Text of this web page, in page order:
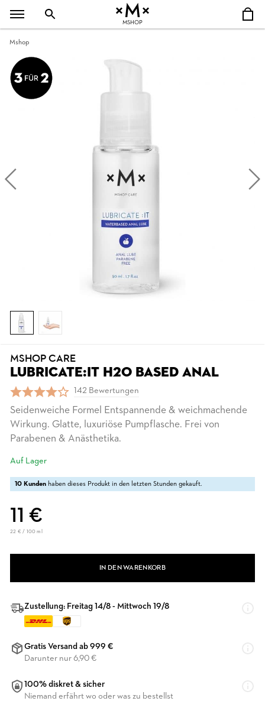
MSHOP
Mshop
MSHOP CARE
LUBRICATE:IT H2O BASED ANAL
142 Bewertungen
Seidenweiche Formel Entspannende & weichmachende
Wirkung. Glatte, luxuriöse Pumpflasche. Frei von
Parabenen & Anästhetika.
Auf Lager
10 Kunden haben dieses Produkt in den letzten Stunden gekauft.
11 €
22 € / 100 ml
IN DEN WARENKORB
Zustellung: Freitag 14/8 - Mittwoch 19/8
Gratis Versand ab 999 €
Darunter nur 6,90 €
100% diskret & sicher
Niemand erfährt wo oder was zu bestellst